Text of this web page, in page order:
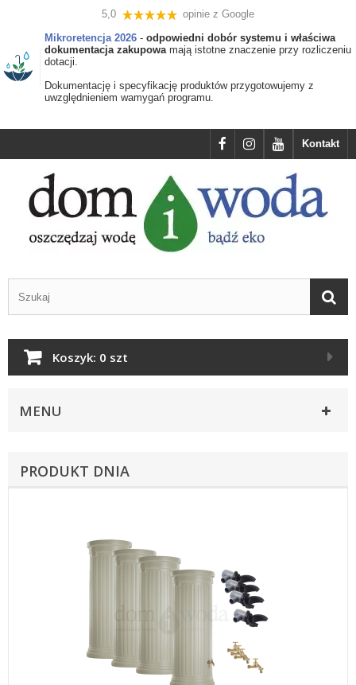
5,0
opinie z Google
Mikroretencja 2026 - odpowiedni dobór systemu i właściwa
dokumentacja zakupowamają istotne znaczenie przy rozliczeniu
dotacji.
Dokumentację i specyfikację produktów przygotowujemy z
uwzględnieniem wamygań programu.
Kontakt
Koszyk: 0 szt
MENU
PRODUKT DNIA